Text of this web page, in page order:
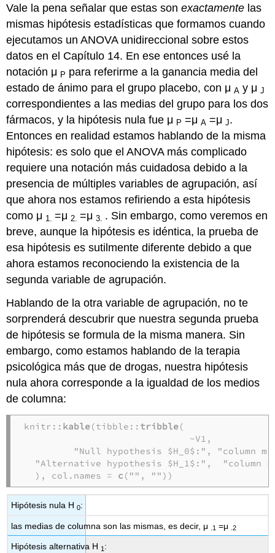
Vale la pena señalar que estas sonexactamente las
mismas hipótesis estadísticas que formamos cuando
ejecutamos un ANOVA unidireccional sobre estos
datos en el Capítulo 14. En ese entonces usé la
notación μ P para referirme a la ganancia media del
estado de ánimo para el grupo placebo, con μ A y μ J
correspondientes a las medias del grupo para los dos
fármacos, y la hipótesis nula fue μ P =μ A =μ J.
Entonces en realidad estamos hablando de la misma
hipótesis: es solo que el ANOVA más complicado
requiere una notación más cuidadosa debido a la
presencia de múltiples variables de agrupación, así
que ahora nos estamos refiriendo a esta hipótesis
como μ 1.=μ 2.=μ3. . Sin embargo, como veremos en
breve, aunque la hipótesis es idéntica, la prueba de
esa hipótesis es sutilmente diferente debido a que
ahora estamos reconociendo la existencia de la
segunda variable de agrupación.
Hablando de la otra variable de agrupación, no te
sorprenderá descubrir que nuestra segunda prueba
de hipótesis se formula de la misma manera. Sin
embargo, como estamos hablando de la terapia
psicológica más que de drogas, nuestra hipótesis
nula ahora corresponde a la igualdad de los medios
de columna:
knitr:: kable(tibble:: tribble(
~V1,
"Null hypothesis $H_0$:", "column
"Alternative hypothesis $H_1$:",  "column
  ), col.names =
c ("", ""))
Hipótesis nula H0:
las medias de columna son las mismas, es decir, μ .1 =μ .2
Hipótesis alternativa H 1 :